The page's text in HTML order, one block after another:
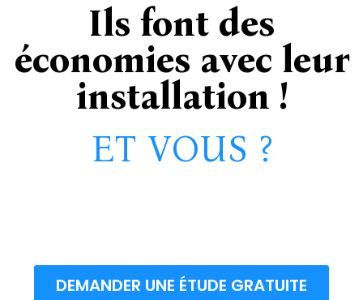
Ils font des
économies avec leur
installation !
ET VOUS ?
DEMANDER UNE ÉTUDE GRATUITE